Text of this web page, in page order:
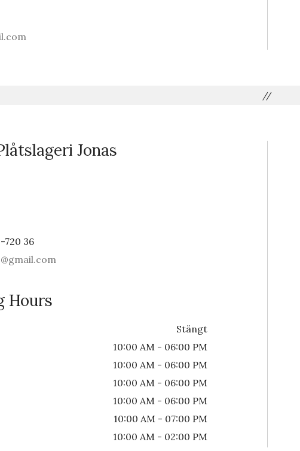
//
Jonas
720 36
Hours
Stängt
10:00 AM - 06:00 PM
10:00 AM - 06:00 PM
10:00 AM - 06:00 PM
10:00 AM - 06:00 PM
10:00 AM - 07:00 PM
10:00 AM - 02:00 PM